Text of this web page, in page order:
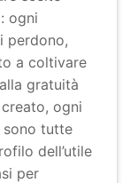
ogni
perdono,
a coltivare
gratuità
ogni
sono tutte
dell’utile
per